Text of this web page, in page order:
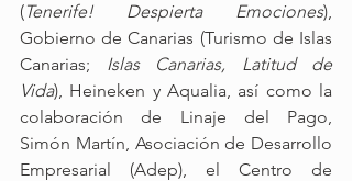
(Tenerife! Despierta Emociones),
Gobierno de Canarias (Turismo de Islas
Canarias; Islas Canarias, Latitud de
Vida), Heineken y Aqualia, así como la
colaboración de Linaje del Pago,
Simón Martín, Asociación de Desarrollo
Empresarial (Adep), el Centro de